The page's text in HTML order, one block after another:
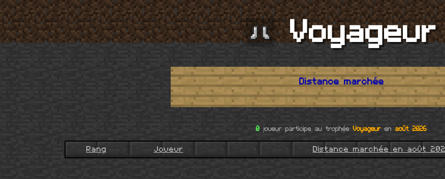
Voyageur
Distance marchée
0 joueur participe au trophéeVoyageur enaoût 2026
Rang Joueur Distance marchée en août